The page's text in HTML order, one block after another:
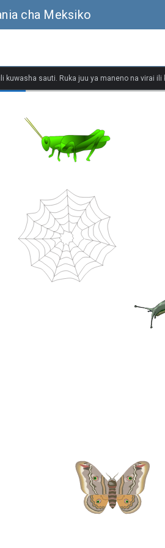
cha Meksiko
kuwasha sauti. Ruka juu ya maneno na virai